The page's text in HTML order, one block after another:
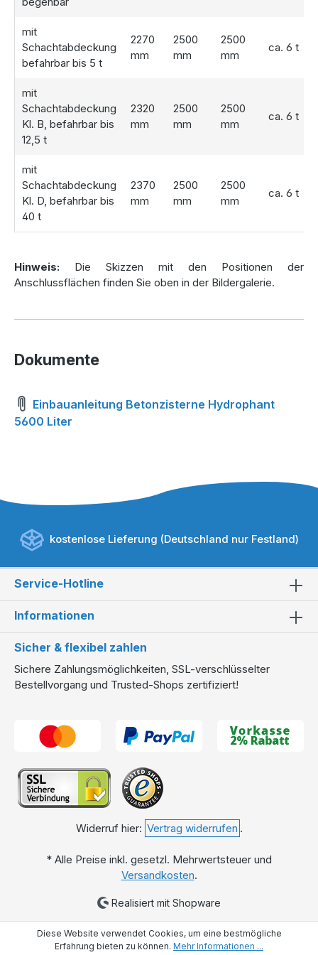
Ablaufgeschwindigkeit und die individuelle Aufteilung des
gesetzlichen Widerrufsrecht unterliegen.
Die Betonzisterne wird Ihnen direkt bei der Anlieferung in
Bitte beachten Sie hierzu aber unbedingt unsere
Lieferhinweise.
mit
Schachtabdeckung
befahrbar bis 5 t
2270
mm
2500
mm
2500
mm
ca. 6 t
mit
Schachtabdeckung
Kl. B, befahrbar bis
12,5 t
2320
mm
2500
mm
2500
mm
ca. 6 t
mit
Schachtabdeckung
Kl. D, befahrbar bis
40 t
2370
mm
2500
mm
2500
mm
ca. 6 t
Hinweis: Die Skizzen mit den Positionen der
Anschlussflächen finden Sie oben in der Bildergalerie.
Dokumente
Einbauanleitung Betonzisterne Hydrophant
5600 Liter
kostenlose Lieferung (Deutschland nur Festland)
Service-Hotline
Informationen
Sicher & flexibel zahlen
Sichere Zahlungsmöglichkeiten, SSL-verschlüsselter
Bestellvorgang und Trusted-Shops zertifiziert!
Widerruf hier: Vertrag widerrufen .
* Alle Preise inkl. gesetzl. Mehrwertsteuer und
Versandkosten.
Realisiert mit Shopware
Diese Website verwendet Cookies, um eine bestmögliche
Erfahrung bieten zu können. Mehr Informationen ...